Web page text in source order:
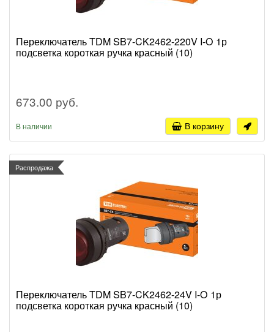
Переключатель TDM SB7-CK2462-220V I-O 1р
подсветка короткая ручка красный (10)
673.00 руб.
В наличии В корзину
Распродажа
Переключатель TDM SB7-CK2462-24V I-O 1р
подсветка короткая ручка красный (10)